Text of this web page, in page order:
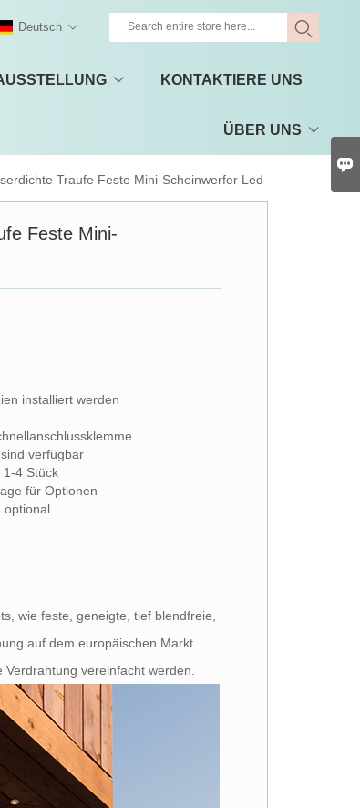
KONTAKTIERE UNS
ÜBER UNS
Deutsch
Traufe Feste Mini-Scheinwerfer Led
Feste Mini-
installiert werden
verfügbar
1-4 Stück
für Optionen
optional
wie feste, geneigte, tief blendfreie,
auf dem europäischen Markt
vereinfacht werden.
